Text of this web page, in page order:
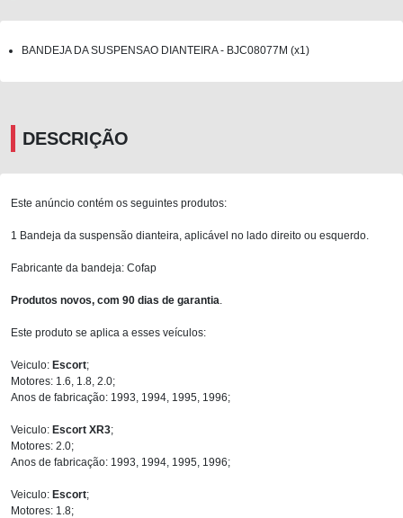
BANDEJA DA SUSPENSAO DIANTEIRA - BJC08077M (x1)
DESCRIÇÃO
Este anúncio contém os seguintes produtos:
1 Bandeja da suspensão dianteira, aplicável no lado direito ou esquerdo.
Fabricante da bandeja: Cofap
Produtos novos, com 90 dias de garantia
Este produto se aplica a esses veículos:
Veiculo: Escort;
Motores: 1.6, 1.8, 2.0;
Anos de fabricação: 1993, 1994, 1995, 1996;
Veiculo: Escort XR3;
Motores: 2.0;
Anos de fabricação: 1993, 1994, 1995, 1996;
Veiculo: Escort;
Motores: 1.8;